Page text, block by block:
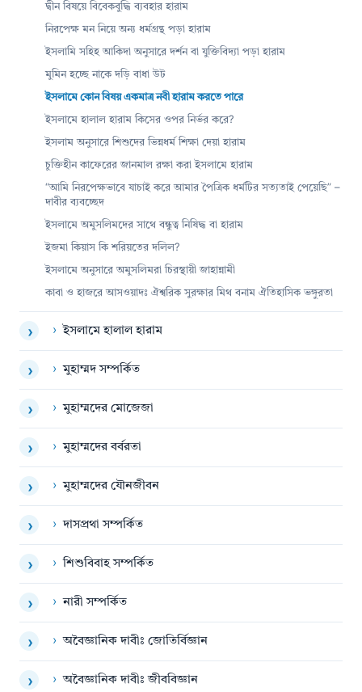
দ্বীন বিষয়ে বিবেকবুদ্ধি ব্যবহার হারাম
নিরপেক্ষ মন নিয়ে অন্য ধর্মগ্রন্থ পড়া হারাম
ইসলামি সহিহ আকিদা অনুসারে দর্শন বা যুক্তিবিদ্যা পড়া হারাম
মুমিন হচ্ছে নাকে দড়ি বাধা উট
ইসলামে কোন বিষয় একমাত্র নবী হারাম করতে পারে
ইসলামে হালাল হারাম কিসের ওপর নির্ভর করে?
ইসলাম অনুসারে শিশুদের ভিন্নধর্ম শিক্ষা দেয়া হারাম
চুক্তিহীন কাফেরের জানমাল রক্ষা করা ইসলামে হারাম
“আমি নিরপেক্ষভাবে যাচাই করে আমার পৈত্রিক ধর্মটির সত্যতাই পেয়েছি” –
দাবীর ব্যবচ্ছেদ
ইসলামে অমুসলিমদের সাথে বন্ধুত্ব নিষিদ্ধ বা হারাম
ইজমা কিয়াস কি শরিয়তের দলিল?
ইসলামে অনুসারে অমুসলিমরা চিরস্থায়ী জাহান্নামী
কাবা ও হাজরে আসওয়াদঃ ঐশ্বরিক সুরক্ষার মিথ বনাম ঐতিহাসিক ভঙ্গুরতা
› › ইসলামে হালাল হারাম
› › মুহাম্মদ সম্পর্কিত
› › মুহাম্মদের মোজেজা
› › মুহাম্মদের বর্বরতা
› › মুহাম্মদের যৌনজীবন
› › দাসপ্রথা সম্পর্কিত
› › শিশুবিবাহ সম্পর্কিত
› › নারী সম্পর্কিত
› › অবৈজ্ঞানিক দাবীঃ জোতির্বিজ্ঞান
› › অবৈজ্ঞানিক দাবীঃ জীববিজ্ঞান